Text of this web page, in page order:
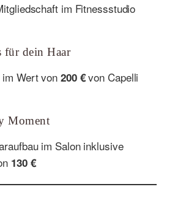
im Fitnessstudio
für dein Haar
Wert von 200 €von Capelli
Moment
im Salon inklusive
130 €